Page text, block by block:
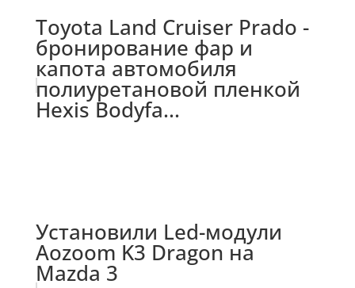
Toyota Land Cruiser Prado -
бронирование фар и
капота автомобиля
полиуретановой пленкой
Hexis Bodyfa...
Установили Led-модули
Aozoom K3 Dragon на
Mazda 3